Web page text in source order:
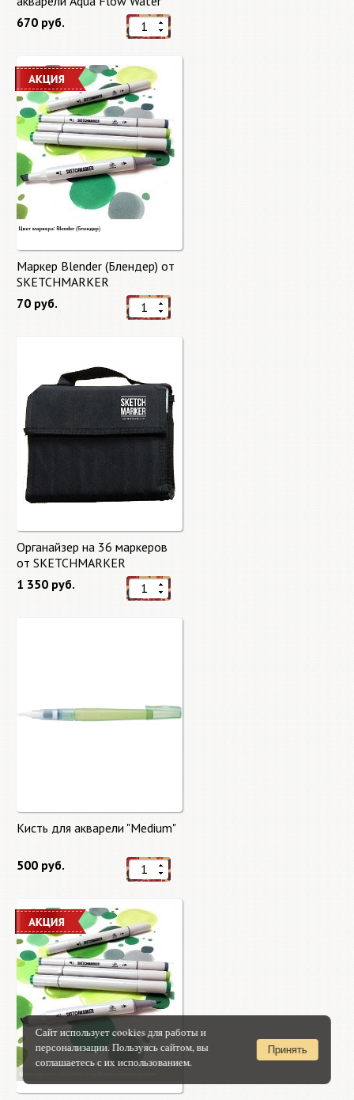
Brushes
670 руб.
Маркер Blender (Блендер) от
SKETCHMARKER
70 руб.
Органайзер на 36 маркеров
от SKETCHMARKER
1 350 руб.
Кисть для акварели "Medium"
500 руб.
Сайт использует cookies для работы и
персонализации. Пользуясь сайтом, вы
соглашаетесь с их использованием.
Принять